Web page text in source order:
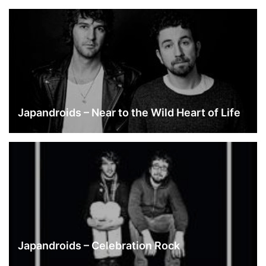
Japandroids – Near to the Wild Heart of Life
Japandroids – Celebration Rock